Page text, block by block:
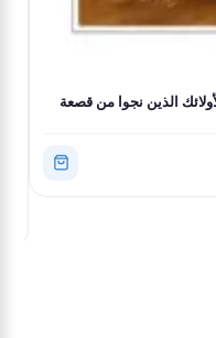
الذين نجوا من قصعة